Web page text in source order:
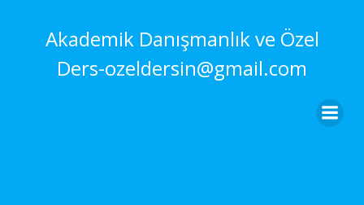
Akademik Danışmanlık ve Özel
Ders-ozeldersin@gmail.com